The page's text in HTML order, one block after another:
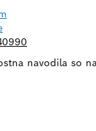
navodila so